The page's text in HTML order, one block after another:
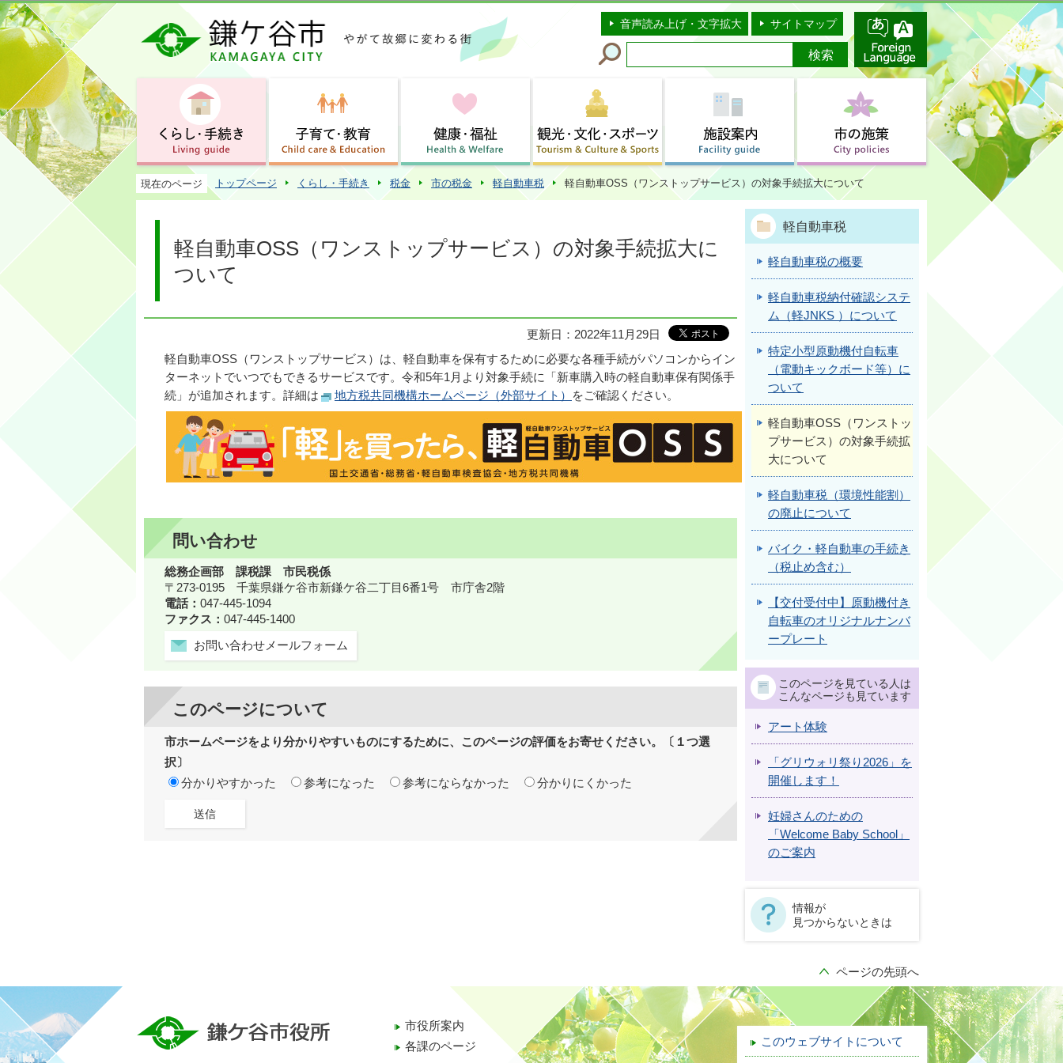
このページの本文へ移動
音声読み上げ・文字拡大 サイトマップ
現在のページ トップページ くらし・手続き 税金 市の税金 軽自動車税 軽自動車OSS（ワンストップサービス）の対象手続拡大について
軽自動車OSS（ワンストップサービス）の対象手続拡大に
ついて
更新日：2022年11月29日
軽自動車OSS（ワンストップサービス）は、軽自動車を保有するために必要な各種手続がパソコンからイン
ターネットでいつでもできるサービスです。令和5年1月より対象手続に「新車購入時の軽自動車保有関係手
続」が追加されます。詳細は
地方税共同機構ホームページ（外部サイト） をご確認ください。
問い合わせ
総務企画部 課税課 市民税係
〒273-0195 千葉県鎌ケ谷市新鎌ケ谷二丁目6番1号 市庁舎2階
電話： 047-445-1094
ファクス： 047-445-1400
お問い合わせメールフォーム
このページについて
市ホームページをより分かりやすいものにするために、このページの評価をお寄せください。〔１つ選
択〕
分かりやすかった
参考になった 参考にならなかった 分かりにくかった
軽自動車税
軽自動車税の概要
軽自動車税納付確認システ
ム（軽JNKS ）について
特定小型原動機付自転車
（電動キックボード等）に
ついて
軽自動車OSS（ワンストッ
プサービス）の対象手続拡
大について
軽自動車税（環境性能割）
の廃止について
バイク・軽自動車の手続き
（税止め含む）
【交付受付中】原動機付き
自転車のオリジナルナンバ
ープレート
このページを見ている人は
こんなページも見ています
アート体験
「グリウォリ祭り2026」を
開催します！
妊婦さんのための
「Welcome Baby School」
のご案内
情報が
見つからないときは
ページの先頭へ
市役所案内
各課のページ
このウェブサイトについて